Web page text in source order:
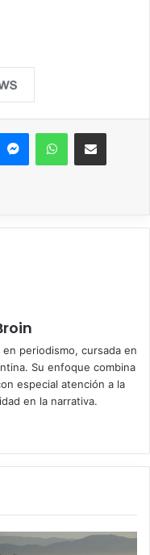
MessengerWhatsAppCompartir vía correo
periodismo, cursada en
Su enfoque combina
especial atención a la
en la narrativa.